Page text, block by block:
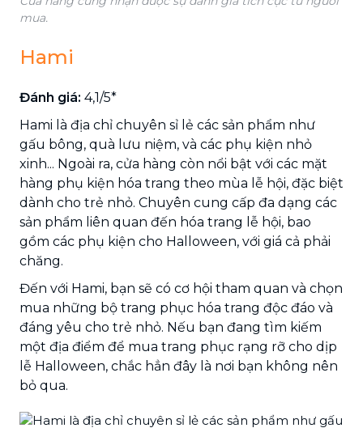
mua.
Hami
Đánh giá: 4,1/5*
Hami là địa chỉ chuyên sỉ lẻ các sản phẩm như
gấu bông, quà lưu niệm, và các phụ kiện nhỏ
xinh... Ngoài ra, cửa hàng còn nổi bật với các mặt
hàng phụ kiện hóa trang theo mùa lễ hội, đặc biệt
dành cho trẻ nhỏ. Chuyên cung cấp đa dạng các
sản phẩm liên quan đến hóa trang lễ hội, bao
gồm các phụ kiện cho Halloween, với giá cả phải
chăng.
Đến với Hami, bạn sẽ có cơ hội tham quan và chọn
mua những bộ trang phục hóa trang độc đáo và
đáng yêu cho trẻ nhỏ. Nếu bạn đang tìm kiếm
một địa điểm để mua trang phục rạng rỡ cho dịp
lễ Halloween, chắc hẳn đây là nơi bạn không nên
bỏ qua.